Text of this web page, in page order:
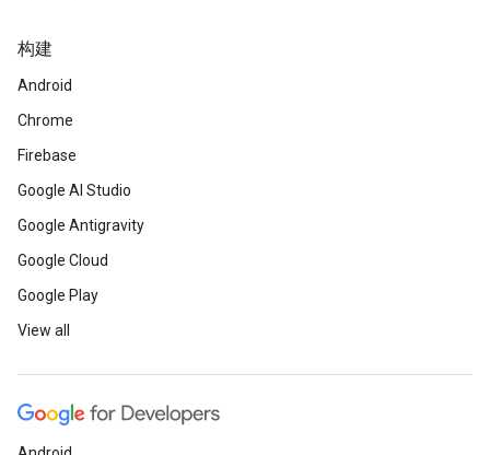
构建
Android
Chrome
Firebase
Google AI Studio
Google Antigravity
Google Cloud
Google Play
View all